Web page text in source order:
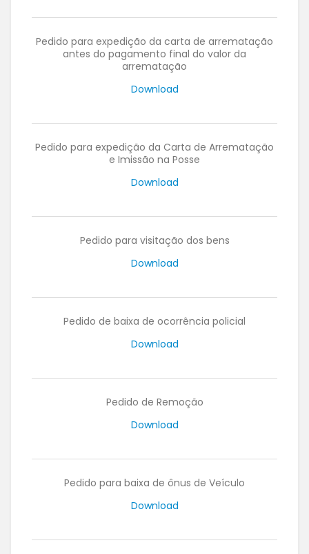
Pedido para expedição da carta de arrematação
antes do pagamento final do valor da
arrematação
Download
Pedido para expedição da Carta de Arrematação
e Imissão na Posse
Download
Pedido para visitação dos bens
Download
Pedido de baixa de ocorrência policial
Download
Pedido de Remoção
Download
Pedido para baixa de ônus de Veículo
Download